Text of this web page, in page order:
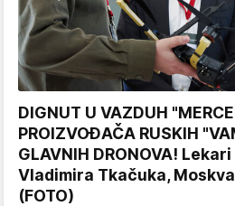
DIGNUT U VAZDUH
PROIZVOĐAČA RUSKIH
GLAVNIH DRONOVA!
Vladimira Tkačuka,
(FOTO)